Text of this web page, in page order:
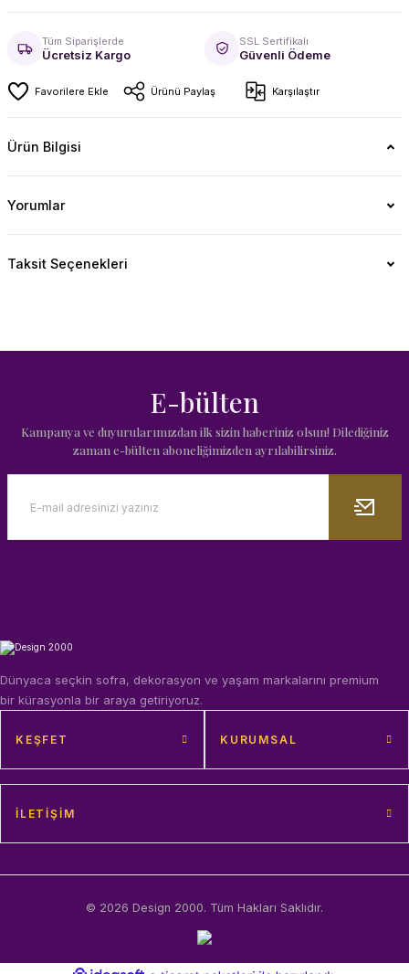
Tüm Siparişlerde
Ücretsiz Kargo
SSL Sertifikalı
Güvenli Ödeme
Ürünü Paylaş Karşılaştır
Ürün Bilgisi
Yorumlar
Taksit Seçenekleri
E-bülten
Kampanya ve duyurularımızdan ilk sizin haberiniz olsun! Dilediğiniz
zaman e-bülten aboneliğimizden ayrılabilirsiniz.
Dünyaca seçkin sofra, dekorasyon ve yaşam markalarını premium
bir kürasyonla bir araya getiriyoruz.
KEŞFET KURUMSAL
İLETIŞIM
© 2026 Design 2000. Tüm Hakları Saklıdır.